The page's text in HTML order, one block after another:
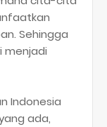
Sehingga
menjadi
Indonesia
ada,